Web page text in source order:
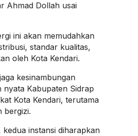
Ahmad Dollah usai
ini akan memudahkan
standar kualitas,
oleh Kota Kendari.
kesinambungan
nyata Kabupaten Sidrap
Kota Kendari, terutama
bergizi.
kedua instansi diharapkan